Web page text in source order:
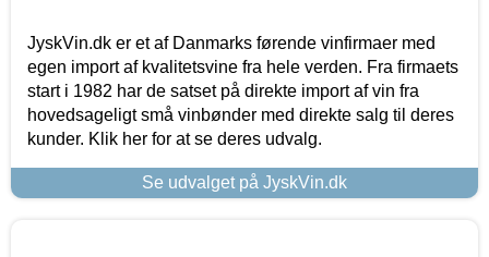
JyskVin.dk er et af Danmarks førende vinfirmaer med
egen import af kvalitetsvine fra hele verden. Fra firmaets
start i 1982 har de satset på direkte import af vin fra
hovedsageligt små vinbønder med direkte salg til deres
kunder. Klik her for at se deres udvalg.
Se udvalget på JyskVin.dk